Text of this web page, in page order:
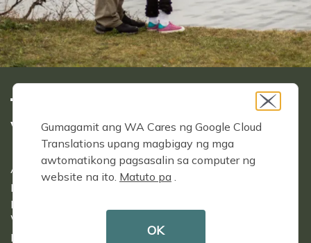
TUNGKOL SA PONDO NG
WA CARES
Ang WA Cares Fund ay resulta ng mga taon ng
pananaliksik kung paano gawing accessible ang
pangangalaga para sa lahat ng manggagawa sa
Washington. Bilang isang pampublikong programa ng
pangmatagalang seguro sa pangangalaga,
Gumagamit ang WA Cares ng Google Cloud
Translations upang magbigay ng mga
awtomatikong pagsasalin sa computer ng
website na ito. Matuto pa.
OK